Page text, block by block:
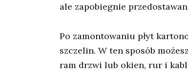
ale zapobiegnie
Po zamontowaniu płyt
szczelin. W ten sposób
ram drzwi lub okien, rur i